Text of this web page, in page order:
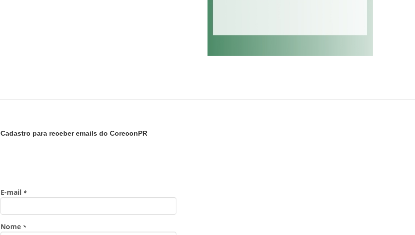
Cadastro para receber emails do CoreconPR